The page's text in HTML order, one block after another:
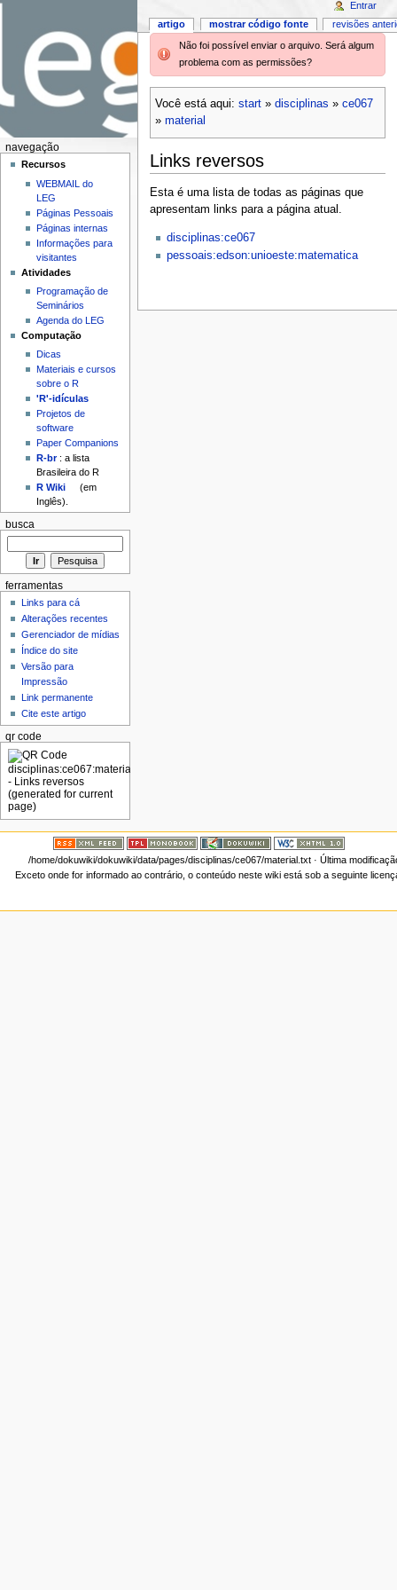
Não foi possível enviar o arquivo. Será algum
problema com as permissões?
Você está aqui: start» disciplinas » ce067
» material
Links reversos
Esta é uma lista de todas as páginas que
apresentam links para a página atual.
disciplinas:ce067
pessoais:edson:unioeste:matematica
artigo mostrar código fonte revisões
Entrar
navegação
Recursos
WEBMAIL do
LEG
Páginas Pessoais
Páginas internas
Informações para
visitantes
Atividades
Programação de
Seminários
Agenda do LEG
Computação
Dicas
Materiais e cursos
sobre o R
'R'-idículas
Projetos de
software
Paper Companions
R-br: a lista
Brasileira do R
R Wiki
(em
Inglês).
busca
ferramentas
Links para cá
Alterações recentes
Gerenciador de mídias
Índice do site
Versão para
Impressão
Link permanente
Cite este artigo
qr code
/home/dokuwiki/dokuwiki/data/pages/disciplinas/ce067/material.txt· Última
Exceto onde for informado ao contrário, o conteúdo neste wiki está sob a seguinte